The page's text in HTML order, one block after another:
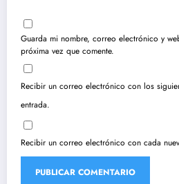
Guarda mi nombre, correo electrónico y
próxima vez que comente.
Recibir un correo electrónico con los
entrada.
Recibir un correo electrónico con cada